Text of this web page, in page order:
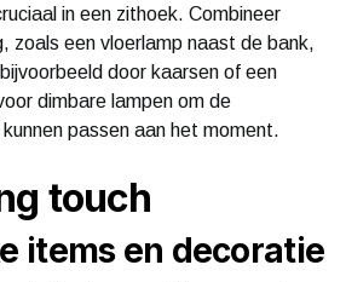
in een zithoek. Combineer
zoals een vloerlamp naast de bank,
door kaarsen of een
dimbare lampen om de
passen aan het moment.
touch
items en decoratie